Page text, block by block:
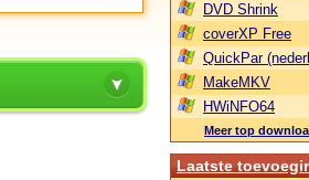
DVD Shrink
coverXP Free
QuickPar
MakeMKV
HWiNFO64
Meer top
Laatste